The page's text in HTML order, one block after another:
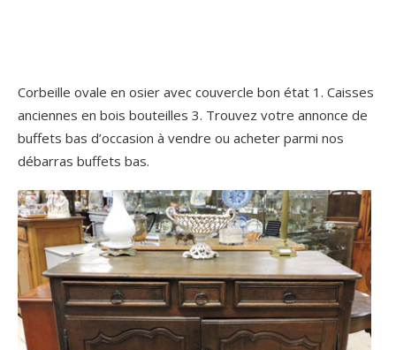
Corbeille ovale en osier avec couvercle bon état 1. Caisses
anciennes en bois bouteilles 3. Trouvez votre annonce de
buffets bas d’occasion à vendre ou acheter parmi nos
débarras buffets bas.